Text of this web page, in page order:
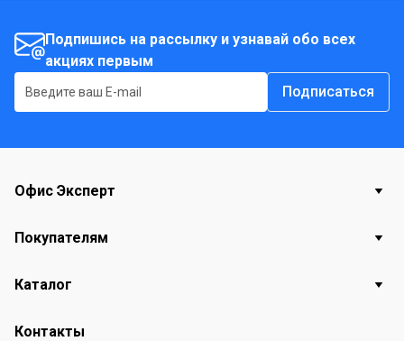
Подпишись на рассылку и узнавай обо всех
акциях первым
Подписаться
Офис Эксперт
Покупателям
Каталог
Контакты